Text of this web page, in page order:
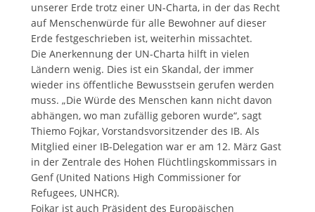
unserer Erde trotz einer UN-Charta, in der das Recht
auf Menschenwürde für alle Bewohner auf dieser
Erde festgeschrieben ist, weiterhin missachtet.
Die Anerkennung der UN-Charta hilft in vielen
Ländern wenig. Dies ist ein Skandal, der immer
wieder ins öffentliche Bewusstsein gerufen werden
muss. „Die Würde des Menschen kann nicht davon
abhängen, wo man zufällig geboren wurde“, sagt
Thiemo Fojkar, Vorstandsvorsitzender des IB. Als
Mitglied einer IB-Delegation war er am 12. März Gast
in der Zentrale des Hohen Flüchtlingskommissars in
Genf (United Nations High Commissioner for
Refugees, UNHCR).
Fojkar ist auch Präsident des Europäischen